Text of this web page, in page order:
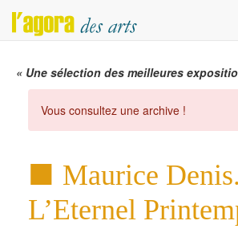
« Une sélection des meilleures
Vous consultez une archive !
Maurice Denis.
L’Eternel